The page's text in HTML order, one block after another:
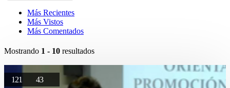
Más Recientes
Más Vistos
Más Comentados
Mostrando 1 - 10 resultados
121 43